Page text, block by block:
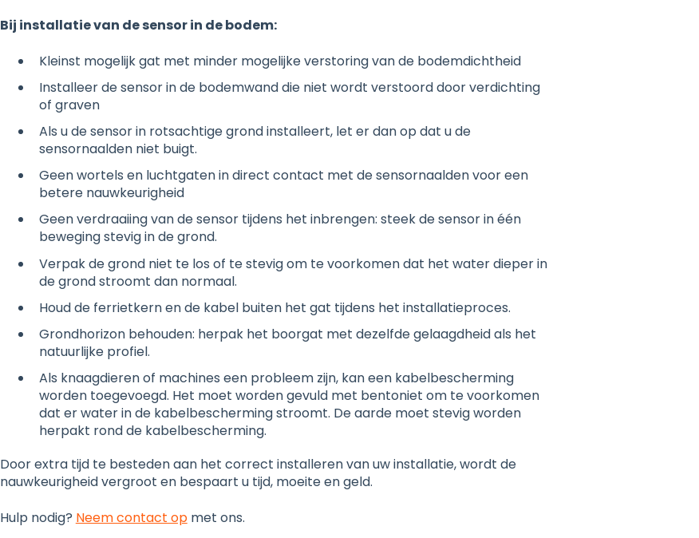
Bij installatie van de sensor in de bodem:
Kleinst mogelijk gat met minder mogelijke verstoring van de bodemdichtheid
Installeer de sensor in de bodemwand die niet wordt verstoord door verdichting
of graven
Als u de sensor in rotsachtige grond installeert, let er dan op dat u de
sensornaalden niet buigt.
Geen wortels en luchtgaten in direct contact met de sensornaalden voor een
betere nauwkeurigheid
Geen verdraaiing van de sensor tijdens het inbrengen: steek de sensor in één
beweging stevig in de grond.
Verpak de grond niet te los of te stevig om te voorkomen dat het water dieper in
de grond stroomt dan normaal.
Houd de ferrietkern en de kabel buiten het gat tijdens het installatieproces.
Grondhorizon behouden: herpak het boorgat met dezelfde gelaagdheid als het
natuurlijke profiel.
Als knaagdieren of machines een probleem zijn, kan een kabelbescherming
worden toegevoegd. Het moet worden gevuld met bentoniet om te voorkomen
dat er water in de kabelbescherming stroomt. De aarde moet stevig worden
herpakt rond de kabelbescherming.
Door extra tijd te besteden aan het correct installeren van uw installatie, wordt de
nauwkeurigheid vergroot en bespaart u tijd, moeite en geld.
Hulp nodig? Neem contact opmet ons.